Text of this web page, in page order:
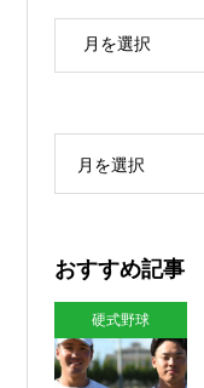
月を選択
おすすめ記事
硬式野球